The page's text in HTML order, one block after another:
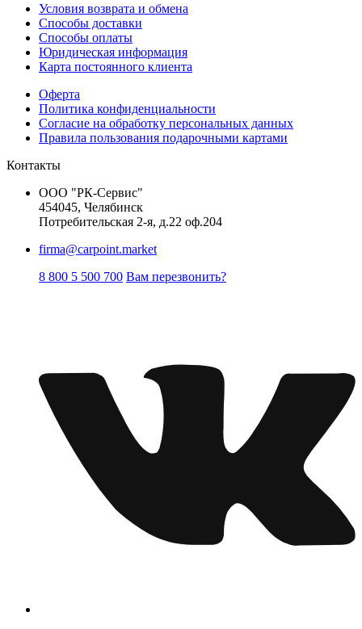
Условия возврата и обмена
Способы доставки
Способы оплаты
Юридическая информация
Карта постоянного клиента
Оферта
Политика конфиденциальности
Согласие на обработку персональных данных
Правила пользования подарочными картами
Контакты
ООО "РК-Сервис"
454045, Челябинск
Потребительская 2-я, д.22 оф.204
firma@carpoint.market
8 800 5 500 700 Вам перезвонить?